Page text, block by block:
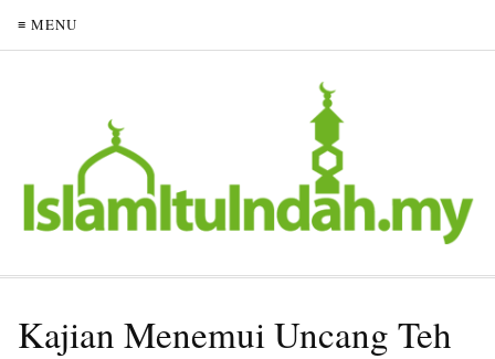
≡ MENU
Kajian Menemui Uncang Teh